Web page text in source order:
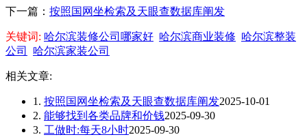
下一篇： 按照国网坐检索及天眼查数据库阐发
关键词: 哈尔滨装修公司哪家好 哈尔滨商业装修 哈尔滨整装
公司
哈尔滨家装公司
相关文章:
1. 按照国网坐检索及天眼查数据库阐发2025-10-01
2. 能够找到各类品牌和价钱2025-09-30
3. 工做时:每天8小时2025-09-30